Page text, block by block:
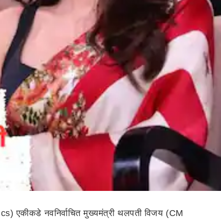
एकीकडे नवनिर्वाचित मुख्यमंत्री थलपती विजय (CM